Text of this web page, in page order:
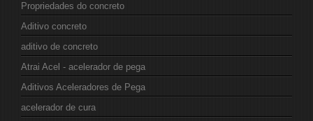
Propriedades do concreto
Aditivo concreto
aditivo de concreto
Atrai Acel - acelerador de pega
Aditivos Aceleradores de Pega
acelerador de cura